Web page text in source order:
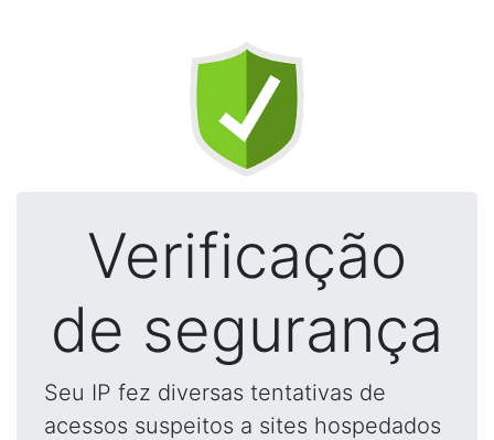
Verificação
de segurança
Seu IP fez diversas tentativas de
acessos suspeitos a sites hospedados